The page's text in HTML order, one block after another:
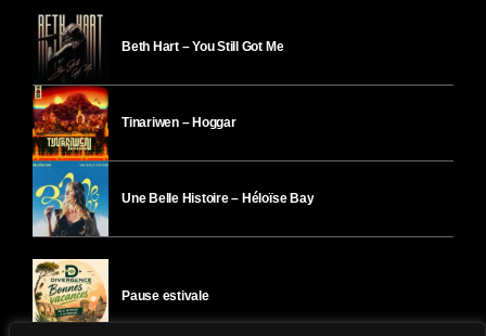
Beth Hart – You Still Got Me
Tinariwen – Hoggar
Une Belle Histoire – Héloïse Bay
Pause estivale